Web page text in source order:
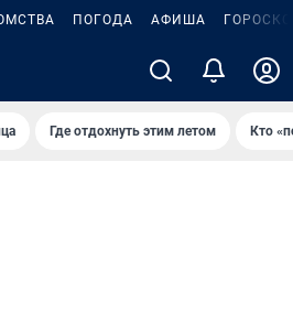
ПОГОДА АФИША
Где отдохнуть этим летом Кто